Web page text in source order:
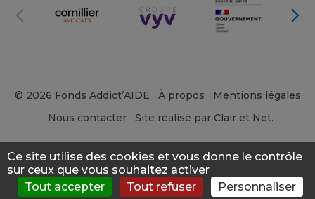
Menu S'évaluer Consulter Forum News
© 2026 Fonds Addict’AIDE À propos
Mentions légales
Nous contacter
Site réalisé par Clair et Net.
Ce site utilise des cookies et vous donne le contrôle
sur ceux que vous souhaitez activer
Tout accepter
Tout refuser Personnaliser